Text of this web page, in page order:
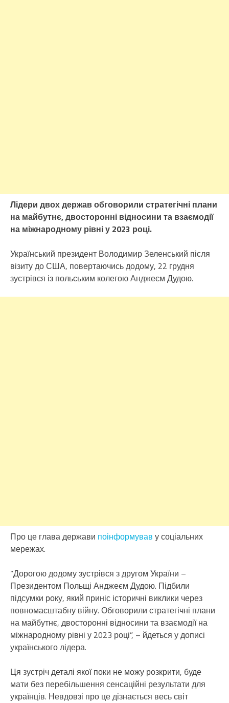
Лідери двох держав обговорили стратегічні плани
на майбутнє, двосторонні відносини та взаємодії
на міжнародному рівні у 2023 році.
Український президент Володимир Зеленський після
візиту до США, повертаючись додому, 22 грудня
зустрівся із польським колегою Анджеєм Дудою.
Про це глава держави поінформував у соціальних
мережах.
“Дорогою додому зустрівся з другом України –
Президентом Польщі Анджеєм Дудою. Підбили
підсумки року, який приніс історичні виклики через
повномасштабну війну. Обговорили стратегічні плани
на майбутнє, двосторонні відносини та взаємодії на
міжнародному рівні у 2023 році”, – йдеться у дописі
українського лідера.
Ця зустріч деталі якої поки не можу розкрити, буде
мати без перебільшення сенсаційні результати для
українців. Невдовзі про це дізнається весь світ